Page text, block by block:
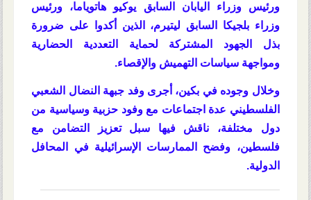
ورئيس وزراء اليابان السابق يوكيو هاتوياما، ورئيس
وزراء بلجيكا السابق ليتيرم، الذين أكدوا على ضرورة
بذل الجهود المشتركة لحماية التعددية الحضارية
ومواجهة سياسات التهميش والإقصاء.
وخلال وجوده في بكين، أجرى وفد جبهة النضال الشعبي
الفلسطيني عدة اجتماعات مع وفود حزبية وسياسية من
دول مختلفة، ناقش فيها سبل تعزيز التضامن مع
فلسطين، وفضح الممارسات الإسرائيلية في المحافل
الدولية.